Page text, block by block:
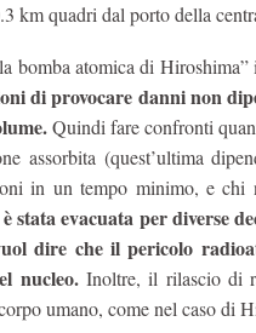
km quadri dal porto della
bomba atomica di
di provocare danni non
Quindi fare confronti
assorbita (quest’ultima
in un tempo minimo, e chi
stata evacuata per diverse
dire che il pericolo
nucleo.Inoltre, il rilascio di
umano, come nel caso di